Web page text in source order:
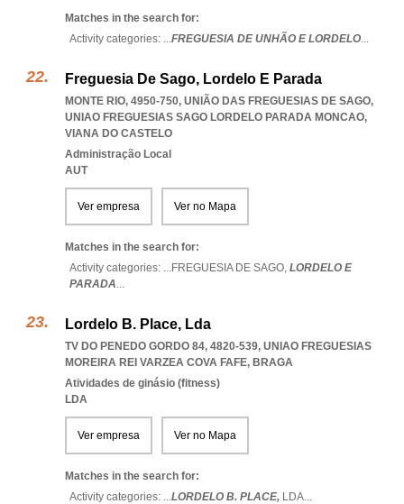
Matches in the search for:
Activity categories: ...FREGUESIA DE UNHÃO E LORDELO...
Freguesia De Sago, Lordelo E Parada
MONTE RIO, 4950-750, UNIÃO DAS FREGUESIAS DE SAGO,
UNIAO FREGUESIAS SAGO LORDELO PARADA MONCAO,
VIANA DO CASTELO
Administração Local
AUT
Ver empresa Ver no Mapa
Matches in the search for:
Activity categories: ...FREGUESIA DE SAGO, LORDELO E
PARADA...
Lordelo B. Place, Lda
TV DO PENEDO GORDO 84, 4820-539, UNIAO FREGUESIAS
MOREIRA REI VARZEA COVA FAFE, BRAGA
Atividades de ginásio (fitness)
LDA
Ver empresa Ver no Mapa
Matches in the search for:
Activity categories: ...LORDELO B. PLACE, LDA...